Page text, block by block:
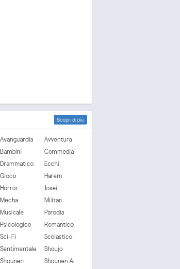
Scopri di più
Avanguardia
Avventura
Bambini
Commedia
Drammatico
Ecchi
Gioco
Harem
Horror
Josei
Mecha
Militari
Musicale
Parodia
Psicologico
Romantico
Sci-Fi
Scolastico
Sentimentale
Shoujo
Shounen
Shounen Ai